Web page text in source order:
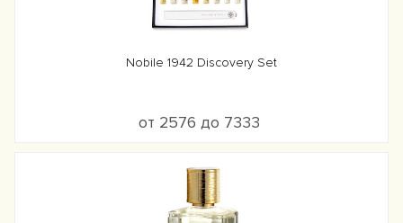
Nobile 1942 Discovery Set
от 2576 до 7333